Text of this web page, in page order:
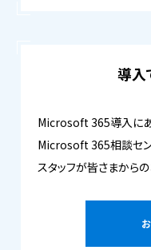
導入
Microsoft 365導入にあ
Microsoft 365相談セ
スタッフが皆さまから